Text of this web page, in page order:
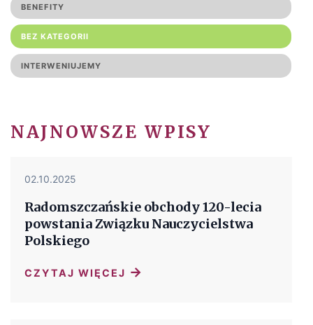
BENEFITY
BEZ KATEGORII
INTERWENIUJEMY
NAJNOWSZE WPISY
02.10.2025
Radomszczańskie obchody 120-lecia
powstania Związku Nauczycielstwa
Polskiego
CZYTAJ WIĘCEJ →